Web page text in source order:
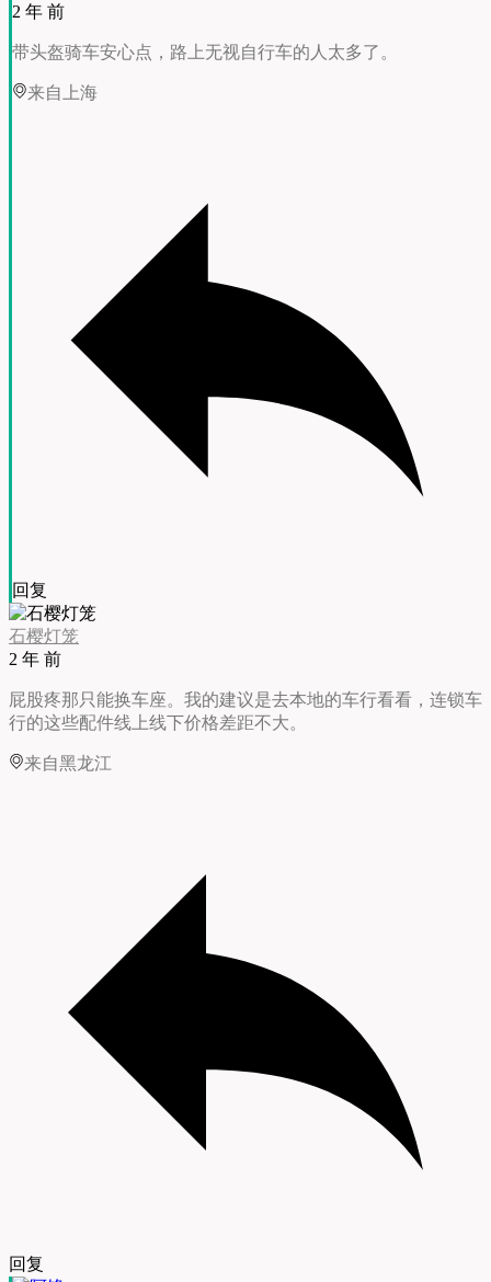
2 年 前
带头盔骑车安心点，路上无视自行车的人太多了。
来自上海
回复
石樱灯笼
2 年 前
屁股疼那只能换车座。我的建议是去本地的车行看看，连锁车
行的这些配件线上线下价格差距不大。
来自黑龙江
回复